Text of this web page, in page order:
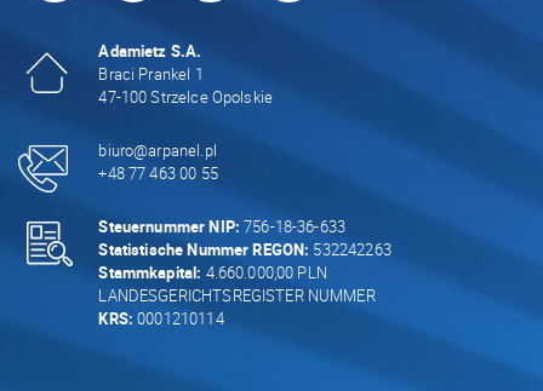
Adamietz S.A.
Braci Prankel 1
47-100 Strzelce Opolskie
biuro@arpanel.pl
+48 77 463 00 55
Steuernummer NIP: 756-18-36-633
Statistische Nummer REGON: 532242263
Stammkapital: 4.660.000,00 PLN
LANDESGERICHTSREGISTER NUMMER
KRS: 0001210114